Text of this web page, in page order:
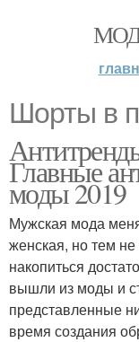
Шорты в
Главные
моды 2019
Мужская мода
женская, но тем
накопиться
вышли из моды и
представленные
время создания